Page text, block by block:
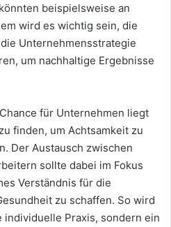
beispielsweise an
wird es wichtig sein, die
Unternehmensstrategie
um nachhaltige Ergebnisse
für Unternehmen liegt
finden, um Achtsamkeit zu
Der Austausch zwischen
sollte dabei im Fokus
Verständnis für die
zu schaffen. So wird
Praxis, sondern ein